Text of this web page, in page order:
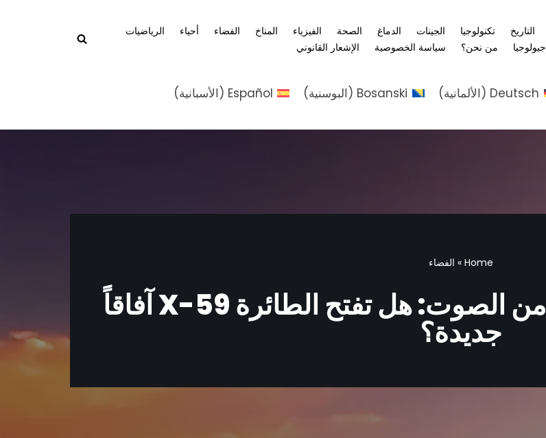
التاريخ تكنولوجيا الجينات الدماغ الصحة الفيزياء المناخ الفضاء أحياء
الرياضيات
جيولوجيا من نحن؟ سياسة الخصوصية الإشعار القانوني
Deutsch
(الألمانية)
Bosanski
(البوسنية)
Español
(الأسبانية)
Home
» الفضاء
مستقبل الطيران الأسرع من الصوت: هل تفتح الطائرة X-59 آفاقاً
جديدة؟